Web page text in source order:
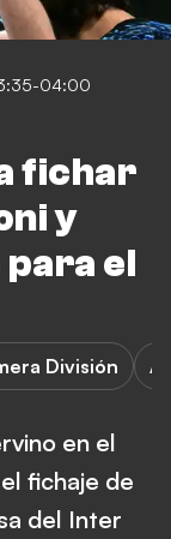
04:00
fichar
y
el
División
en el
fichaje de
del Inter